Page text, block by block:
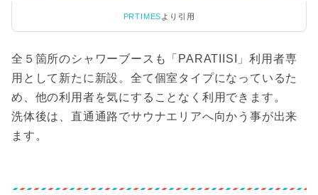
PRTIMES より引用
全５箇所のシャワーブースも「PARATIISI」利用者専
用として新たに新設。全て個室タイプになっているた
め、他の利用者を気にすることなく利用できます。
洗体後は、直通通路でサウナエリアへ向かう事が出来
ます。